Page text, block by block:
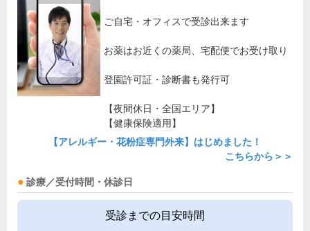
ご自宅・オフィスで受診出来ます
お薬はお近くの薬局、宅配便でお受け取り
登園許可証・診断書も発行可
【夜間休日・全国エリア】
【健康保険適用】
【アレルギー・花粉症専門外来】はじめました！
こちらから＞＞
診療／受付時間・休診日
受診までの目安時間